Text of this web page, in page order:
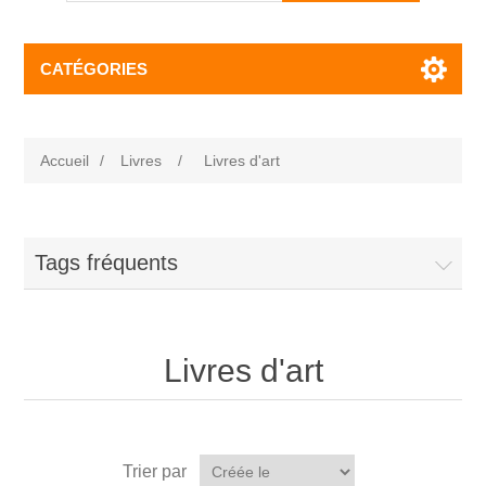
CATÉGORIES
Accueil / Livres / Livres d'art
Tags fréquents
Livres d'art
Trier par